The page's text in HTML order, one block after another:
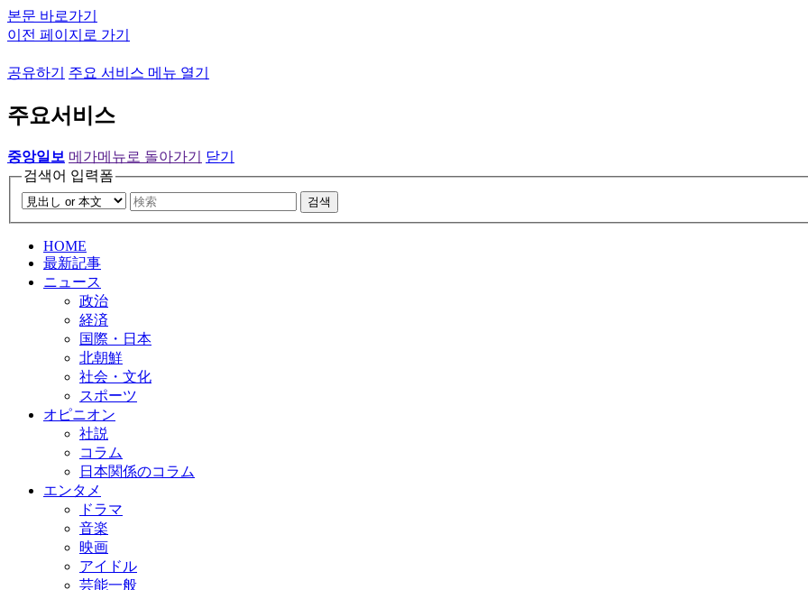
본문 바로가기
이전 페이지로 가기
공유하기 주요 서비스 메뉴 열기
주요서비스
중앙일보 메가메뉴로 돌아가기
닫기
검색어 입력폼
검색
HOME
最新記事
ニュース
政治
経済
国際・日本
北朝鮮
社会・文化
スポーツ
オピニオン
社説
コラム
日本関係のコラム
エンタメ
ドラマ
音楽
映画
アイドル
芸能一般